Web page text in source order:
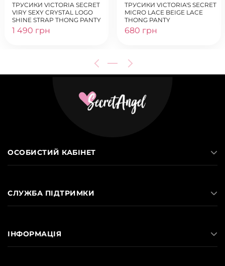
ТРУСИКИ VICTORIA SECRET
VIRY SEXY CRYSTAL LOGO
SHINE STRAP THONG PANTY
LIPSTICK
1 490 грн
ТРУСИКИ VICTORIA'S SECRET
MICRO LACE BEIGE LACE
THONG PANTY
680 грн
ОСОБИСТИЙ КАБІНЕТ
СЛУЖБА ПІДТРИМКИ
ІНФОРМАЦІЯ